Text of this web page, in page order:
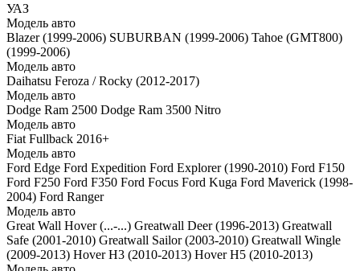
УАЗ
Модель авто
Blazer (1999-2006) SUBURBAN (1999-2006) Tahoe (GMT800)
(1999-2006)
Модель авто
Daihatsu Feroza / Rocky (2012-2017)
Модель авто
Dodge Ram 2500 Dodge Ram 3500 Nitro
Модель авто
Fiat Fullback 2016+
Модель авто
Ford Edge Ford Expedition Ford Explorer (1990-2010) Ford F150
Ford F250 Ford F350 Ford Focus Ford Kuga Ford Maverick (1998-
2004) Ford Ranger
Модель авто
Great Wall Hover (...-...) Greatwall Deer (1996-2013) Greatwall
Safe (2001-2010) Greatwall Sailor (2003-2010) Greatwall Wingle
(2009-2013) Hover H3 (2010-2013) Hover H5 (2010-2013)